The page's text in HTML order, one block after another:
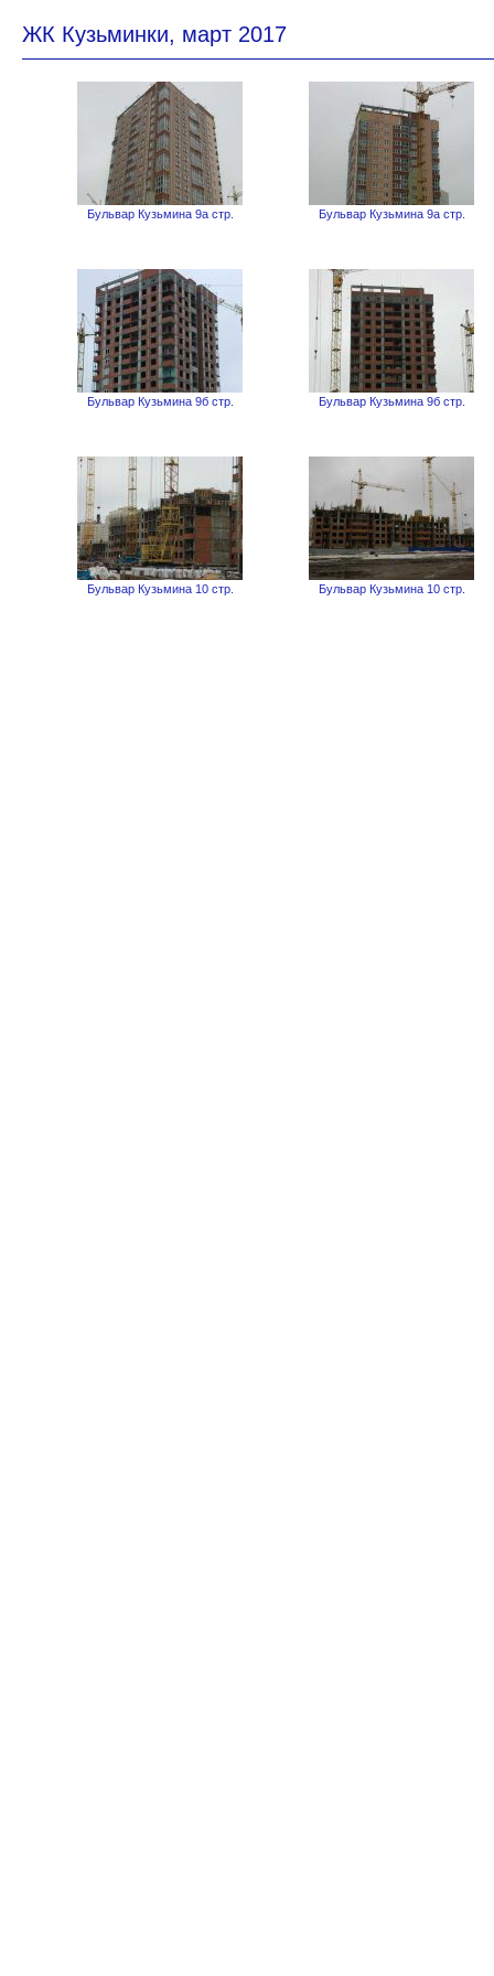
ЖК Кузьминки, март 2017
Бульвар Кузьмина 9а стр. Бульвар Кузьмина 9а стр.
Бульвар Кузьмина 9б стр. Бульвар Кузьмина 9б стр.
Бульвар Кузьмина 10 стр. Бульвар Кузьмина 10 стр.